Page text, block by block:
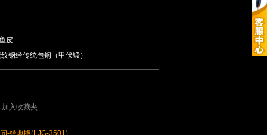
皮
钢经传统包钢（甲伏锻）
加入收藏夹
-经典版(LJG-3501)